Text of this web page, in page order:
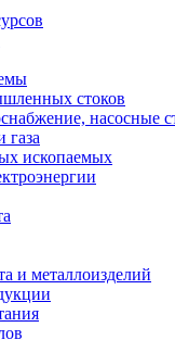
стоков
насосные
газа
ископаемых
и металлоизделий